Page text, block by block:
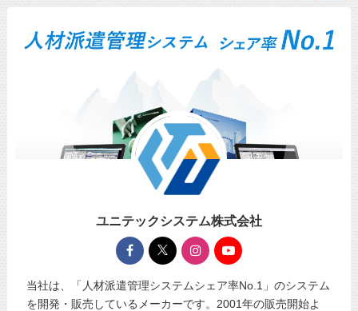
ユニテックシステム株式会社
当社は、「人材派遣管理システムシェア率No.1」のシステム
を開発・販売しているメーカーです。2001年の販売開始よ